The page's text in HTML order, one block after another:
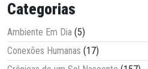
Categorias
Ambiente Em Dia (5)
Conexões Humanas (17)